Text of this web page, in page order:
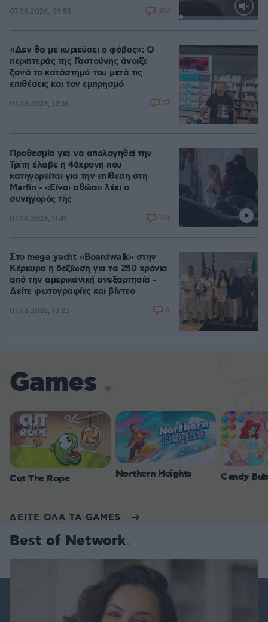
Loaded:
07.08.2026, 09:58 367
«Δεν θα με κυριεύσει ο φόβος»: Ο
περιπτεράς της Γαστούνης άνοιξε
ξανά το κατάστημά του μετά τις
επιθέσεις και τον εμπρησμό
07.08.2026, 12:51 57
Προθεσμία για να απολογηθεί την
Τρίτη έλαβε η 46χρονη που
κατηγορείται για την επίθεση στη
Marfin - «Είναι αθώα» λέει ο
συνήγορός της
07.08.2026, 11:41 163
Στο mega yacht «Boardwalk» στην
Κέρκυρα η δεξίωση για τα 250 χρόνια
από την αμερικανική ανεξαρτησία -
Δείτε φωτογραφίες και βίντεο
07.08.2026, 13:23 8
Games
Cut The Rope Northern Heights Candy
ΔΕΙΤΕ ΟΛΑ ΤΑ GAMES
Best of Network